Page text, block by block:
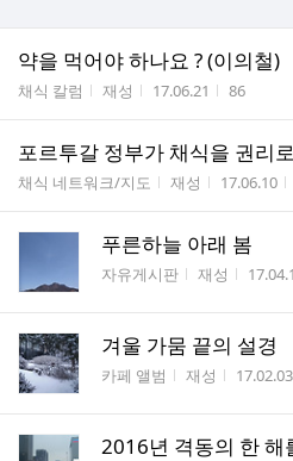
약을 먹어야 하나요 ? (이의철)
게시판명
채식 칼럼 작성자
재성 작성시간
17.06.21 조회수
86
포르투갈 정부가 채식을 권리
게시판명
채식 네트워크/지도 작성자
재성 작성시간
17.06.10
푸른하늘 아래 봄
게시판명
자유게시판 작성자
재성 작성
겨울 가뭄 끝의 설경
게시판명
카페 앨범 작성자
재성 작성시간
17.02.03
2016년 격동의 한 해